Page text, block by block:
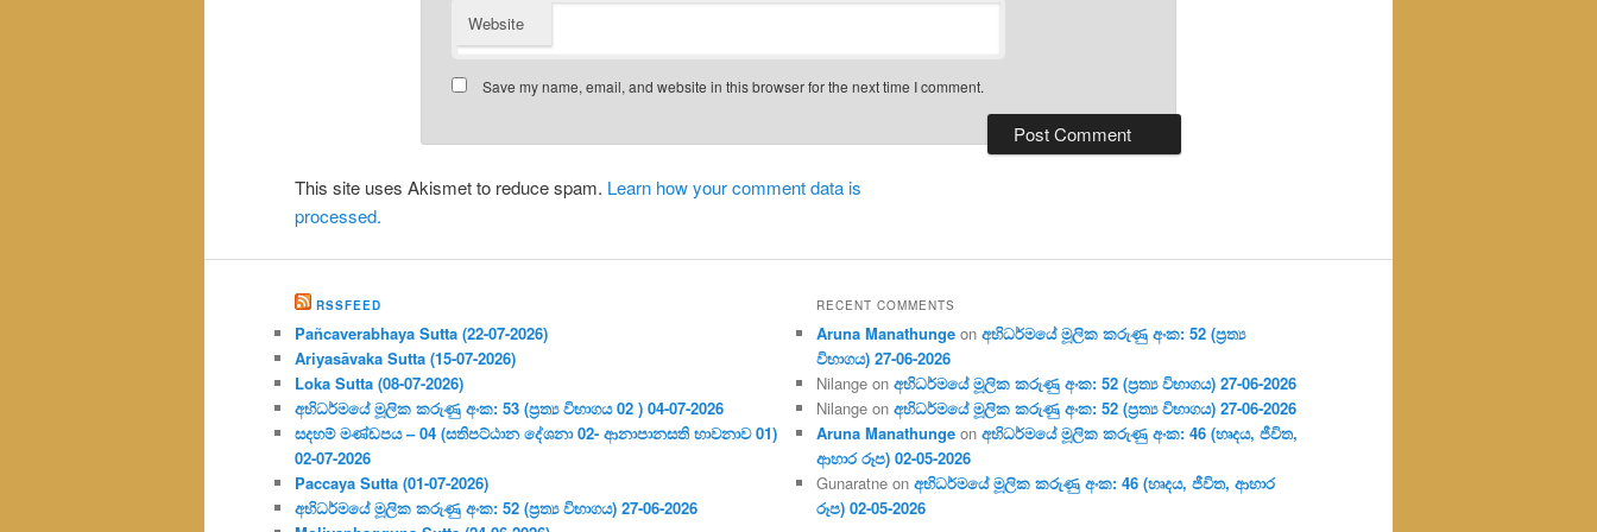
Website
Save my name, email, and website in this browser for the next time I comment.
This site uses Akismet to reduce spam. Learn how your comment data is
processed.
RSSFEED
Pañcaverabhaya Sutta (22-07-2026)
Ariyasāvaka Sutta (15-07-2026)
Loka Sutta (08-07-2026)
අභිධර්මයේ මූලික කරුණු අංක: 53 (ප්‍ර‍ත්‍ය විභාගය 02 ) 04-07-2026
සදහම් මණ්ඩපය – 04 (සතිපට්ඨාන දේශනා 02- ආනාපානසති භාවනාව 01)
02-07-2026
Paccaya Sutta (01-07-2026)
අභිධර්මයේ මූලික කරුණු අංක: 52 (ප්‍ර‍ත්‍ය විභාගය) 27-06-2026
RECENT COMMENTS
Aruna Manathunge onඅභිධර්මයේ මූලික කරුණු අංක: 52 (ප්‍ර‍ත්‍ය
විභාගය) 27-06-2026
Nilange onඅභිධර්මයේ මූලික කරුණු අංක: 52 (ප්‍ර‍ත්‍ය විභාගය) 27-06-2026
Nilange onඅභිධර්මයේ මූලික කරුණු අංක: 52 (ප්‍ර‍ත්‍ය විභාගය) 27-06-2026
Aruna Manathunge onඅභිධර්මයේ මූලික කරුණු අංක: 46 (හෘදය, ජීවිත,
ආහාර රූප) 02-05-2026
Gunaratne onඅභිධර්මයේ මූලික කරුණු අංක: 46 (හෘදය, ජීවිත, ආහාර
රූප) 02-05-2026